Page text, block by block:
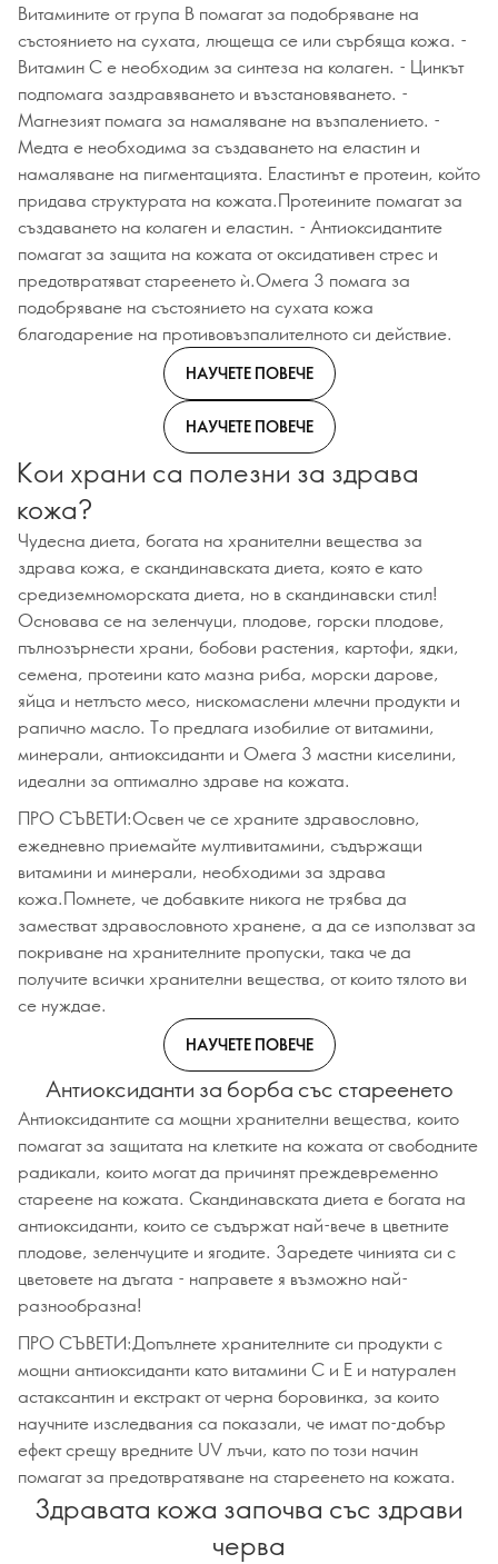
Витамините от група В помагат за подобряване на
състоянието на сухата, лющеща се или сърбяща кожа. -
Витамин С е необходим за синтеза на колаген. - Цинкът
подпомага заздравяването и възстановяването. -
Магнезият помага за намаляване на възпалението. -
Медта е необходима за създаването на еластин и
намаляване на пигментацията. Еластинът е протеин, който
придава структурата на кожата.Протеините помагат за
създаването на колаген и еластин. - Антиоксидантите
помагат за защита на кожата от оксидативен стрес и
предотвратяват стареенето ѝ.Омега 3 помага за
подобряване на състоянието на сухата кожа
благодарение на противовъзпалителното си действие.
НАУЧЕТЕ ПОВЕЧЕ
НАУЧЕТЕ ПОВЕЧЕ
Кои храни са полезни за здрава
кожа?
Чудесна диета, богата на хранителни вещества за
здрава кожа, е скандинавската диета, която е като
средиземноморската диета, но в скандинавски стил!
Основава се на зеленчуци, плодове, горски плодове,
пълнозърнести храни, бобови растения, картофи, ядки,
семена, протеини като мазна риба, морски дарове,
яйца и нетлъсто месо, нискомаслени млечни продукти и
рапично масло. То предлага изобилие от витамини,
минерали, антиоксиданти и Омега 3 мастни киселини,
идеални за оптимално здраве на кожата.
ПРО СЪВЕТИ:Освен че се храните здравословно,
ежедневно приемайте мултивитамини, съдържащи
витамини и минерали, необходими за здрава
кожа.Помнете, че добавките никога не трябва да
заместват здравословното хранене, а да се използват за
покриване на хранителните пропуски, така че да
получите всички хранителни вещества, от които тялото ви
се нуждае.
НАУЧЕТЕ ПОВЕЧЕ
Антиоксиданти за борба със стареенето
Антиоксидантите са мощни хранителни вещества, които
помагат за защитата на клетките на кожата от свободните
радикали, които могат да причинят преждевременно
стареене на кожата. Скандинавската диета е богата на
антиоксиданти, които се съдържат най-вече в цветните
плодове, зеленчуците и ягодите. Заредете чинията си с
цветовете на дъгата - направете я възможно най-
разнообразна!
ПРО СЪВЕТИ:Допълнете хранителните си продукти с
мощни антиоксиданти като витамини С и Е и натурален
астаксантин и екстракт от черна боровинка, за които
научните изследвания са показали, че имат по-добър
ефект срещу вредните UV лъчи, като по този начин
помагат за предотвратяване на стареенето на кожата.
Здравата кожа започва със здрави
черва